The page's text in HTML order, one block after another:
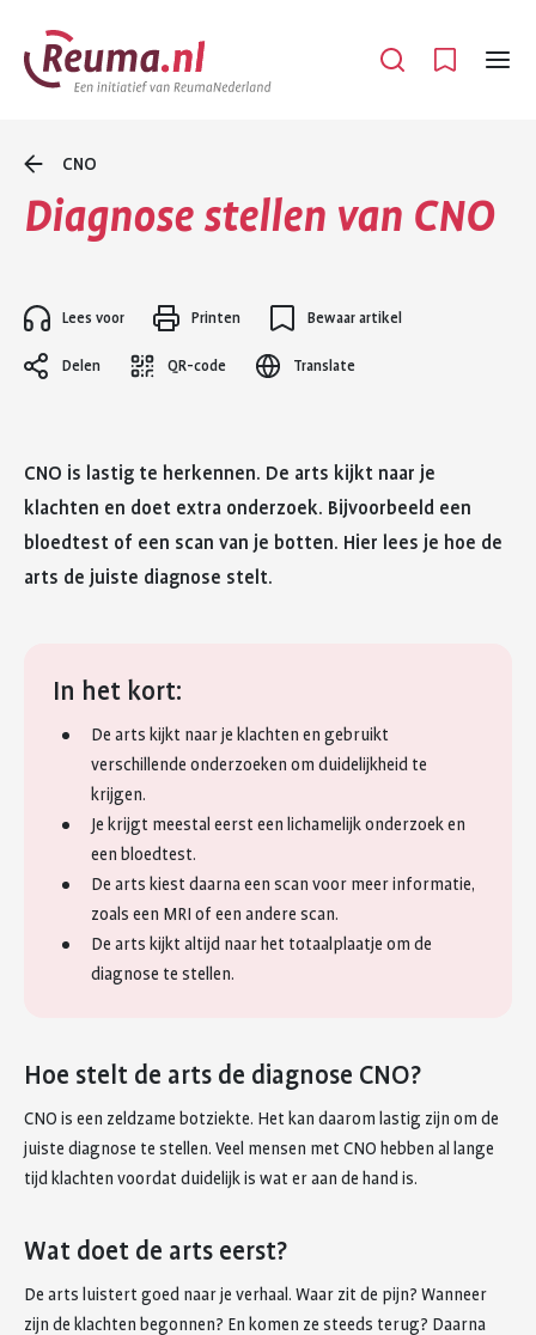
Spring
naar
hoofdinhoud
Spring
naar
footer
Open
Menu
CNO
Diagnose stellen van CNO
Lees voor Printen Bewaar artikel
Delen QR-code Translate
CNO is lastig te herkennen. De arts kijkt naar je
klachten en doet extra onderzoek. Bijvoorbeeld een
bloedtest of een scan van je botten. Hier lees je hoe de
arts de juiste diagnose stelt.
In het kort:
De arts kijkt naar je klachten en gebruikt
verschillende onderzoeken om duidelijkheid te
krijgen.
Je krijgt meestal eerst een lichamelijk onderzoek en
een bloedtest.
De arts kiest daarna een scan voor meer informatie,
zoals een MRI of een andere scan.
De arts kijkt altijd naar het totaalplaatje om de
diagnose te stellen.
Hoe stelt de arts de diagnose CNO?
CNO is een zeldzame botziekte. Het kan daarom lastig zijn om de
juiste diagnose te stellen. Veel mensen met CNO hebben al lange
tijd klachten voordat duidelijk is wat er aan de hand is.
Wat doet de arts eerst?
De arts luistert goed naar je verhaal. Waar zit de pijn? Wanneer
zijn de klachten begonnen? En komen ze steeds terug? Daarna